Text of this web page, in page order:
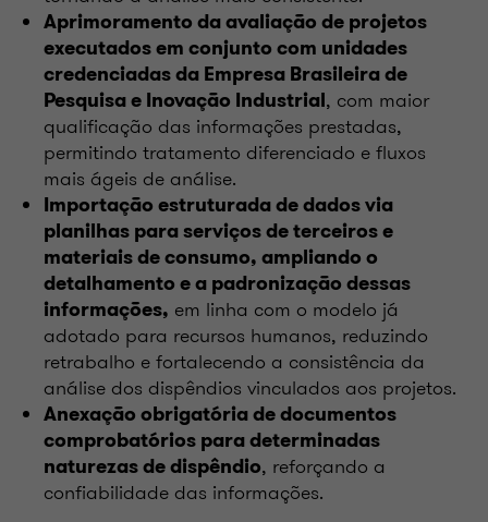
Aprimoramento da avaliação de projetos
executados em conjunto com unidades
credenciadas da Empresa Brasileira de
Pesquisa e Inovação Industrial, com maior
qualificação das informações prestadas,
permitindo tratamento diferenciado e fluxos
mais ágeis de análise.
Importação estruturada de dados via
planilhas para serviços de terceiros e
materiais de consumo, ampliando o
detalhamento e a padronização dessas
informações, em linha com o modelo já
adotado para recursos humanos, reduzindo
retrabalho e fortalecendo a consistência da
análise dos dispêndios vinculados aos projetos.
Anexação obrigatória de documentos
comprobatórios para determinadas
naturezas de dispêndio, reforçando a
confiabilidade das informações.